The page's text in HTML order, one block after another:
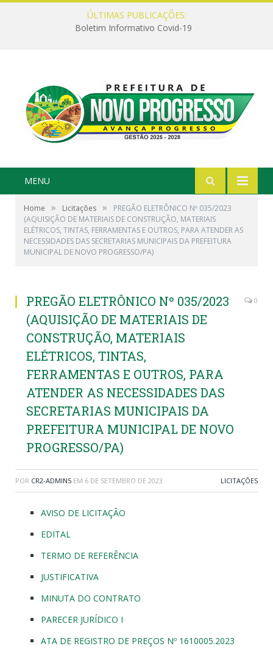
ÚLTIMAS PUBLICAÇÕES:
Boletim Informativo Covid-19
MENU
Home » Licitações »
PREGÃO ELETRÔNICO Nº 035/2023
(AQUISIÇÃO DE MATERIAIS DE CONSTRUÇÃO, MATERIAIS
ELÉTRICOS, TINTAS, FERRAMENTAS E OUTROS, PARA ATENDER AS
NECESSIDADES DAS SECRETARIAS MUNICIPAIS DA PREFEITURA
MUNICIPAL DE NOVO PROGRESSO/PA)
PREGÃO ELETRÔNICO Nº 035/2023
(AQUISIÇÃO DE MATERIAIS DE
CONSTRUÇÃO, MATERIAIS
ELÉTRICOS, TINTAS,
FERRAMENTAS E OUTROS, PARA
ATENDER AS NECESSIDADES DAS
SECRETARIAS MUNICIPAIS DA
PREFEITURA MUNICIPAL DE NOVO
PROGRESSO/PA)
0
POR CR2-ADMIN5 EM 6 DE SETEMBRO DE 2023 LICITAÇÕES
AVISO DE LICITAÇÃO
EDITAL
TERMO DE REFERÊNCIA
JUSTIFICATIVA
MINUTA DO CONTRATO
PARECER JURÍDICO I
ATA DE REGISTRO DE PREÇOS Nº 1610005.2023